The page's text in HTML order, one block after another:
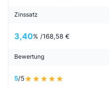
Zinssatz
3,40% /168,58 €
Bewertung
5/5